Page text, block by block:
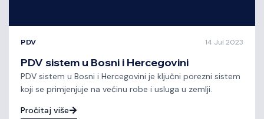
PDV 14 Jul 2023
PDV sistem u Bosni i Hercegovini
PDV sistem u Bosni i Hercegovini je ključni porezni sistem
koji se primjenjuje na većinu robe i usluga u zemlji.
Pročitaj više